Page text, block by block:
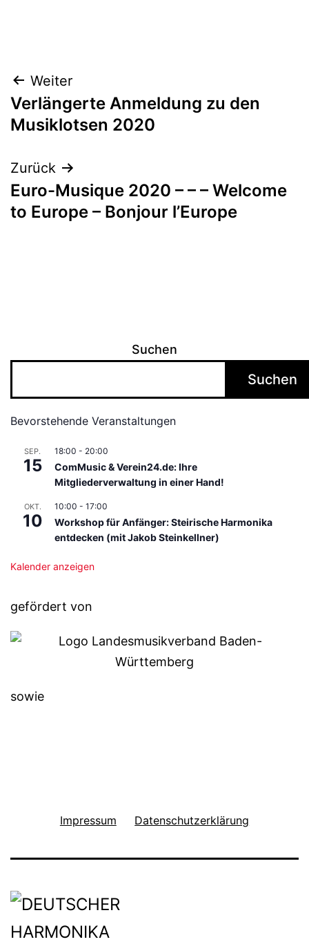
Beitragsnavigation
Weiter
Verlängerte Anmeldung zu den
Musiklotsen 2020
Zurück
Euro-Musique 2020 – – – Welcome
to Europe – Bonjour l’Europe
Suchen
Suchen
Bevorstehende Veranstaltungen
SEP.
15
18:00 - 20:00
ComMusic & Verein24.de: Ihre
Mitgliederverwaltung in einer Hand!
OKT.
10
10:00 - 17:00
Workshop für Anfänger: Steirische Harmonika
entdecken (mit Jakob Steinkellner)
Kalender anzeigen
gefördert von
sowie
Impressum Datenschutzerklärung